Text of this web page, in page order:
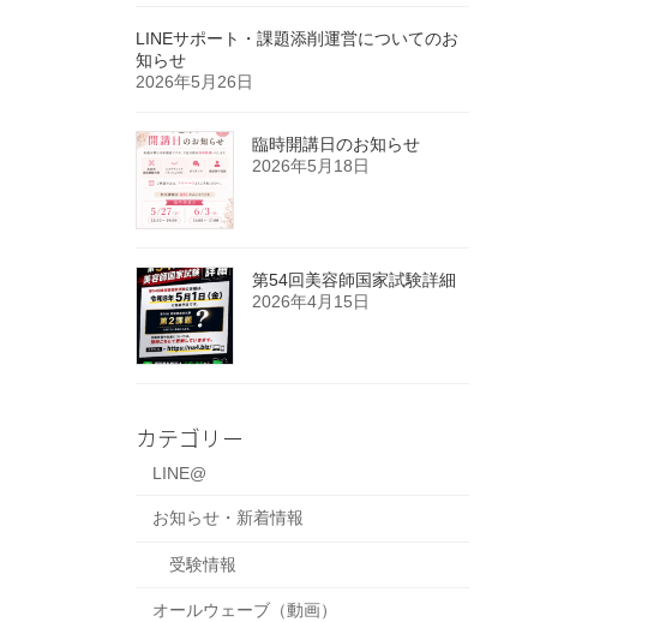
LINEサポート・課題添削運営についてのお
知らせ
2026年5月26日
臨時開講日のお知らせ
2026年5月18日
第54回美容師国家試験詳細
2026年4月15日
カテゴリー
LINE@
お知らせ・新着情報
受験情報
オールウェーブ（動画）